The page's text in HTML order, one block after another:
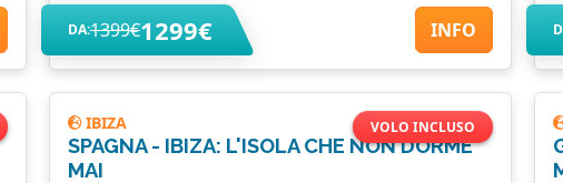
DA:1399€1299€ INFO
VOLO INCLUSO
IBIZA
SPAGNA - IBIZA: L'ISOLA CHE NON DORME
MAI